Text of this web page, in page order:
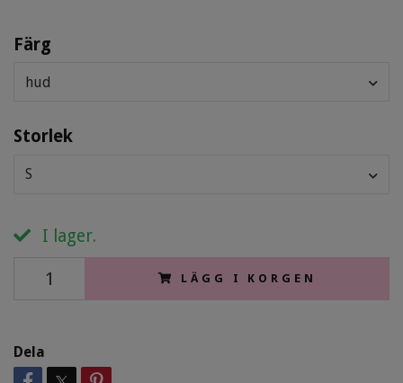
Färg
hud
Storlek
S
I lager.
LÄGG I KORGEN
Dela